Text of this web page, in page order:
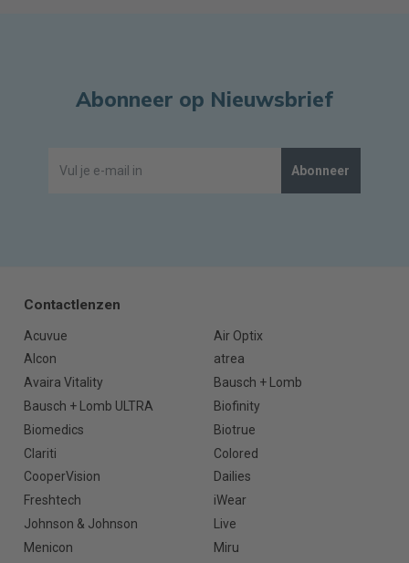
Abonneer op Nieuwsbrief
Abonneer
Contactlenzen
Acuvue
Air Optix
Alcon
atrea
Avaira Vitality
Bausch + Lomb
Bausch + Lomb ULTRA
Biofinity
Biomedics
Biotrue
Clariti
Colored
CooperVision
Dailies
Freshtech
iWear
Johnson & Johnson
Live
Menicon
Miru